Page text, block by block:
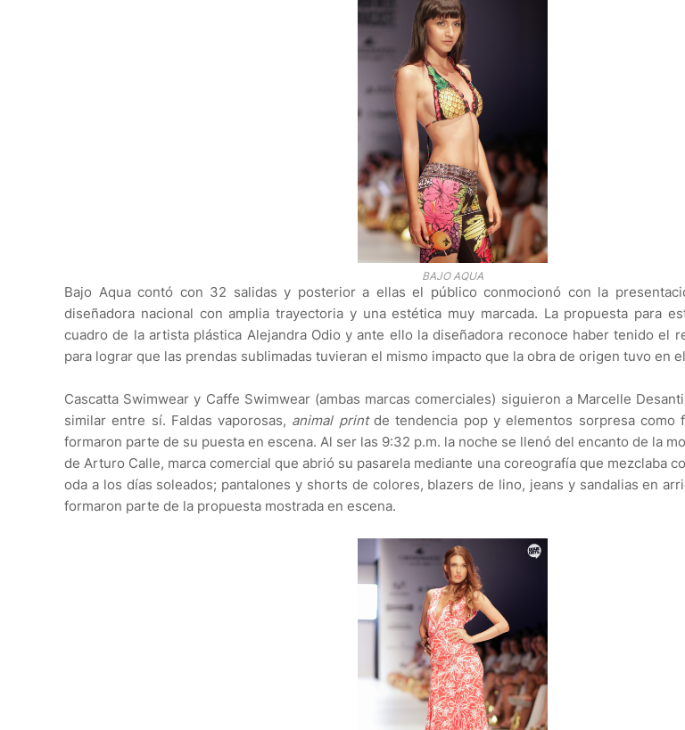
BAJO AQUA
Bajo Aqua contó con 32 salidas y posterior a ellas el público conmocionó con la
diseñadora nacional con amplia trayectoria y una estética muy marcada. La propuesta para
cuadro de la artista plástica Alejandra Odio y ante ello la diseñadora reconoce haber tenido el
para lograr que las prendas sublimadas tuvieran el mismo impacto que la obra de origen tuvo en
Cascatta Swimwear y Caffe Swimwear (ambas marcas comerciales) siguieron a Marcelle
similar entre sí. Faldas vaporosas, animal printde tendencia pop y elementos sorpresa como
formaron parte de su puesta en escena. Al ser las 9:32 p.m. la noche se llenó del encanto de la
de Arturo Calle, marca comercial que abrió su pasarela mediante una coreografía que mezclaba
oda a los días soleados; pantalones y shorts de colores, blazers de lino, jeans y sandalias en
formaron parte de la propuesta mostrada en escena.